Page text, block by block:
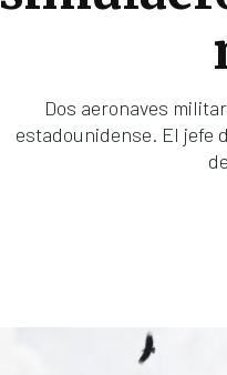
Dos aeronaves
estadounidense. El jefe